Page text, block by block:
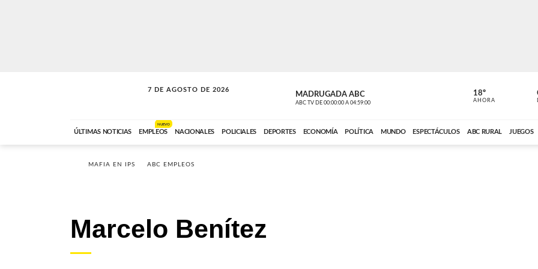
7 DE AGOSTO DE 2026
SOLO MÚSICA MADRUGADA ABC
ABC TV DE 00:00:00 A 04:59:00 ABC CARDINAL
18º
AHORA
ÚLTIMAS NOTICIAS EMPLEOS
NUEVO
NACIONALES POLICIALES DEPORTES ECONOMÍA POLÍTICA MUNDO ESPECTÁCULOS ABC RURAL JUEGOS
MAFIA EN IPS ABC EMPLEOS
Marcelo Benítez